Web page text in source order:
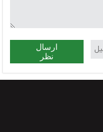
ارسال
نظر